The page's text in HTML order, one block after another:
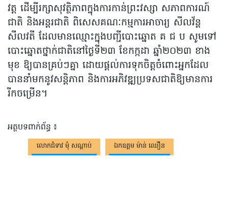
វត្ត ដើម្បីរក្សាសុវត្ថិភាពក្នុងការកាន់ព្រះវស្សា សភាពការណ៍
ជាតិ និងអន្តរជាតិ ពិសេសគណៈកម្មការអាចារ្យ សីលវ័ន្ត
សីលវតី ដែលមានឈ្មោះក្នុងបញ្ជីបោះឆ្នោត គ ជ ប សូមទៅ
បោះឆ្នោតថ្នាក់ជាតិនៅថ្ងៃទី២៣ ខែកក្កដា ឆ្នាំ២០២៣ ខាង
មុខ ឱ្យបានគ្រប់ៗគ្នា ដោយផ្ដល់ការទុកចិត្តចំពោះអ្នកដែល
បាននាំមកនូវសន្តិភាព និងការអភិវឌ្ឍប្រទសជាតិឱ្យមានការ
រីកចម្រើន។
អត្ថបទពាក់ព័ន្ធ ៖
លោកជំទាវ មុំ សណ្តាប់ ឯកឧត្តម ម៉ាន់ ឈឿន